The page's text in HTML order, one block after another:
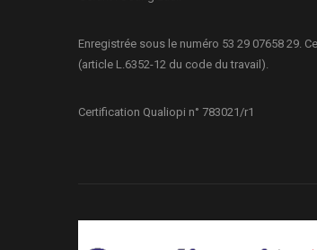
Enregistrée sous le numéro 53 29 07658 29.
(article L.6352-12 du code du travail).
Certification Qualiopi n° 783021/r1